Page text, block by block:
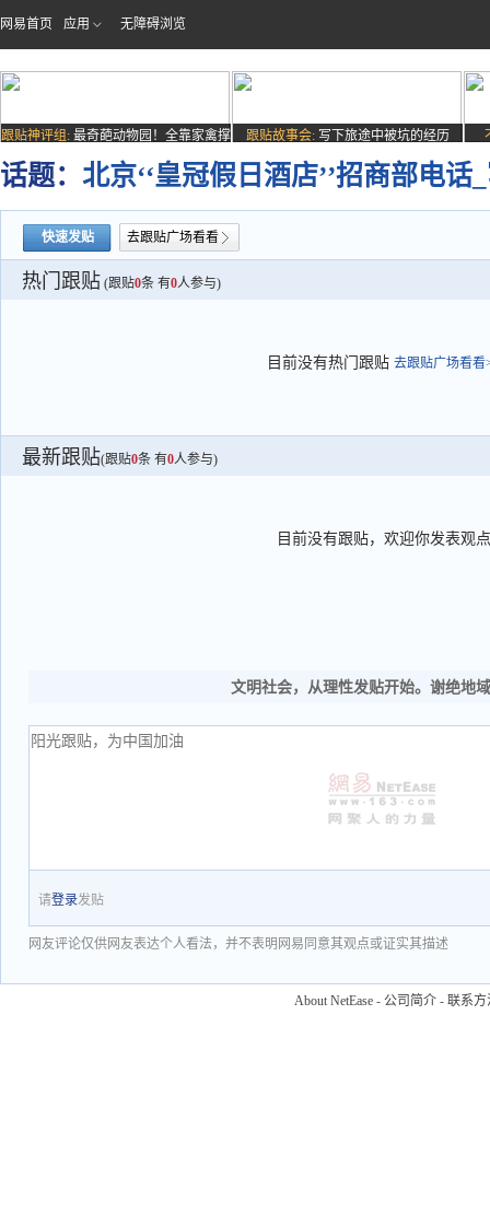
网易首页 应用 无障碍浏览
跟贴神评组: 最奇葩动物园！全靠家禽撑
场子
跟贴故事会: 写下旅途中被坑的经历
话题： 北京‘‘皇冠假日酒店’’招商部电
快速发贴 去跟贴广场看看
热门跟贴 (跟贴0条 有0人参与)
目前没有热门跟贴 去跟贴广场看看
最新跟贴(跟贴0条 有0人参与)
目前没有跟贴，欢迎你发表观点
文明社会，从理性发贴开始。谢绝地
请登录发贴
网友评论仅供网友表达个人看法，并不表明网易同意其观点或证实其描述
About NetEase - 公司简介 - 联系方